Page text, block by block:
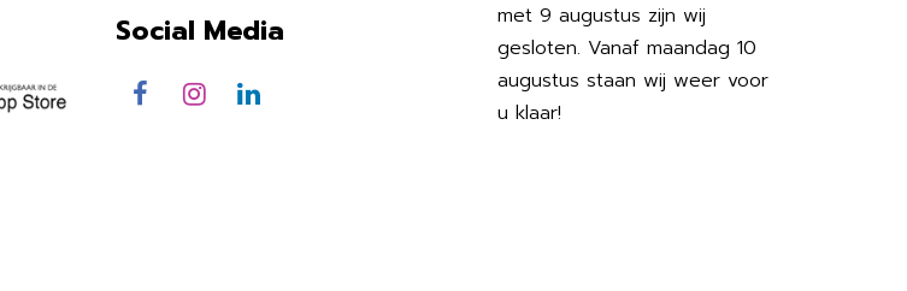
Social Media
met 9 augustus zijn wij
gesloten. Vanaf maandag 10
augustus staan wij weer voor
u klaar!